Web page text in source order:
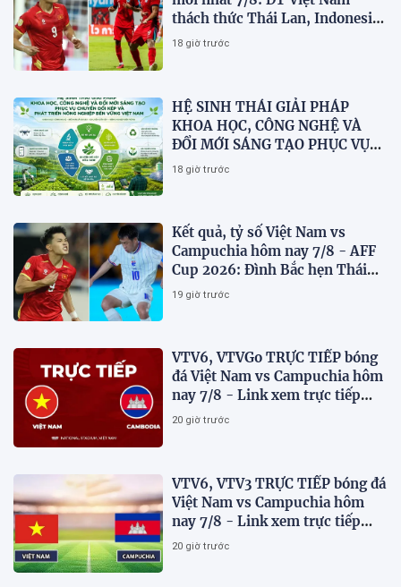
thách thức Thái Lan, Indonesia
dừng bước
18 giờ trước
HỆ SINH THÁI GIẢI PHÁP
KHOA HỌC, CÔNG NGHỆ VÀ
ĐỔI MỚI SÁNG TẠO PHỤC VỤ
CHUYỂN ĐỔI KÉP VÀ PHÁT
18 giờ trước
Kết quả, tỷ số Việt Nam vs
Campuchia hôm nay 7/8 - AFF
Cup 2026: Đình Bắc hẹn Thái
Lan ở chung kết?
19 giờ trước
VTV6, VTVGo TRỰC TIẾP bóng
đá Việt Nam vs Campuchia hôm
nay 7/8 - Link xem trực tiếp
AFF Cup 2026 mới nhất
20 giờ trước
VTV6, VTV3 TRỰC TIẾP bóng đá
Việt Nam vs Campuchia hôm
nay 7/8 - Link xem trực tiếp
AFF Cup 2026 mới nhất
20 giờ trước